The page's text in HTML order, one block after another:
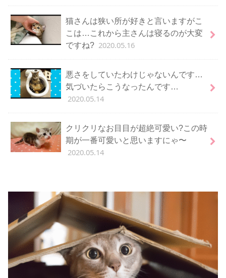
猫さんは狭い所が好きと言いますがこ
こは…これから主さんは寝るのが大変
ですね? 2020.05.16
悪さをしていたわけじゃないんです…
気づいたらこうなったんです…
2020.05.14
クリクリなお目目が超絶可愛い?この時
期が一番可愛いと思いますにゃ〜
2020.05.14